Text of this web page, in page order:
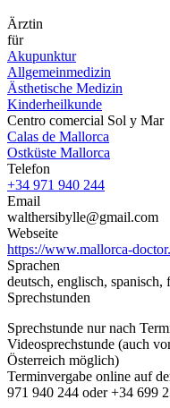
Ärztin
für
Akupunktur
Allgemeinmedizin
Ästhetische Medizin
Kinderheilkunde
Centro comercial Sol y Mar
Calas de Mallorca
Ostküste Mallorca
Telefon
+34 971 940 244
Email
walthersibylle@gmail.com
Webseite
https://www.mallorca-
Sprachen
deutsch, englisch, spanisch,
Sprechstunden
Sprechstunde nur nach
Videosprechstunde (auch
Österreich möglich)
Terminvergabe online auf
971 940 244 oder +34 699